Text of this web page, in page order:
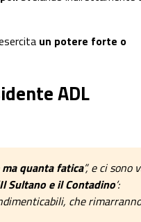
un potere forte o
ADL
quanta fatica”, e ci sono
Il Sultano e il Contadino’:
che